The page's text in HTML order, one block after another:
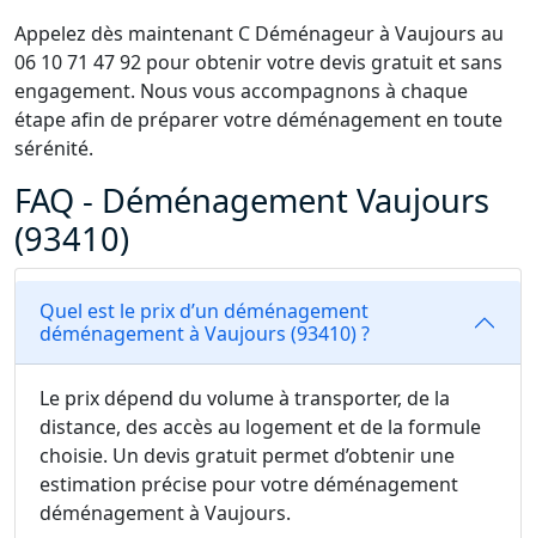
Appelez dès maintenant C Déménageur à Vaujours au
06 10 71 47 92 pour obtenir votre devis gratuit et sans
engagement. Nous vous accompagnons à chaque
étape afin de préparer votre déménagement en toute
sérénité.
FAQ - Déménagement Vaujours
(93410)
Quel est le prix d’un déménagement
déménagement à Vaujours (93410) ?
Le prix dépend du volume à transporter, de la
distance, des accès au logement et de la formule
choisie. Un devis gratuit permet d’obtenir une
estimation précise pour votre déménagement
déménagement à Vaujours.